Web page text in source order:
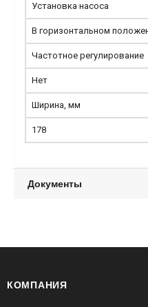
Установка насоса
В горизонтальном
Частотное регулирование
Нет
Ширина, мм
178
Документы
КОМПАНИЯ